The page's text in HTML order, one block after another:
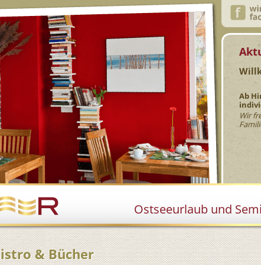
Ab
Wir
Ostseeurlaub und
& Bücher